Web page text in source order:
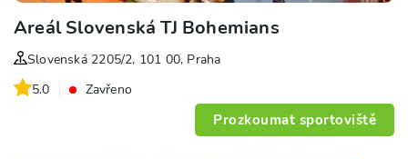
Areál Slovenská TJ Bohemians
Slovenská 2205/2, 101 00, Praha
5.0
Zavřeno
Prozkoumat sportoviště